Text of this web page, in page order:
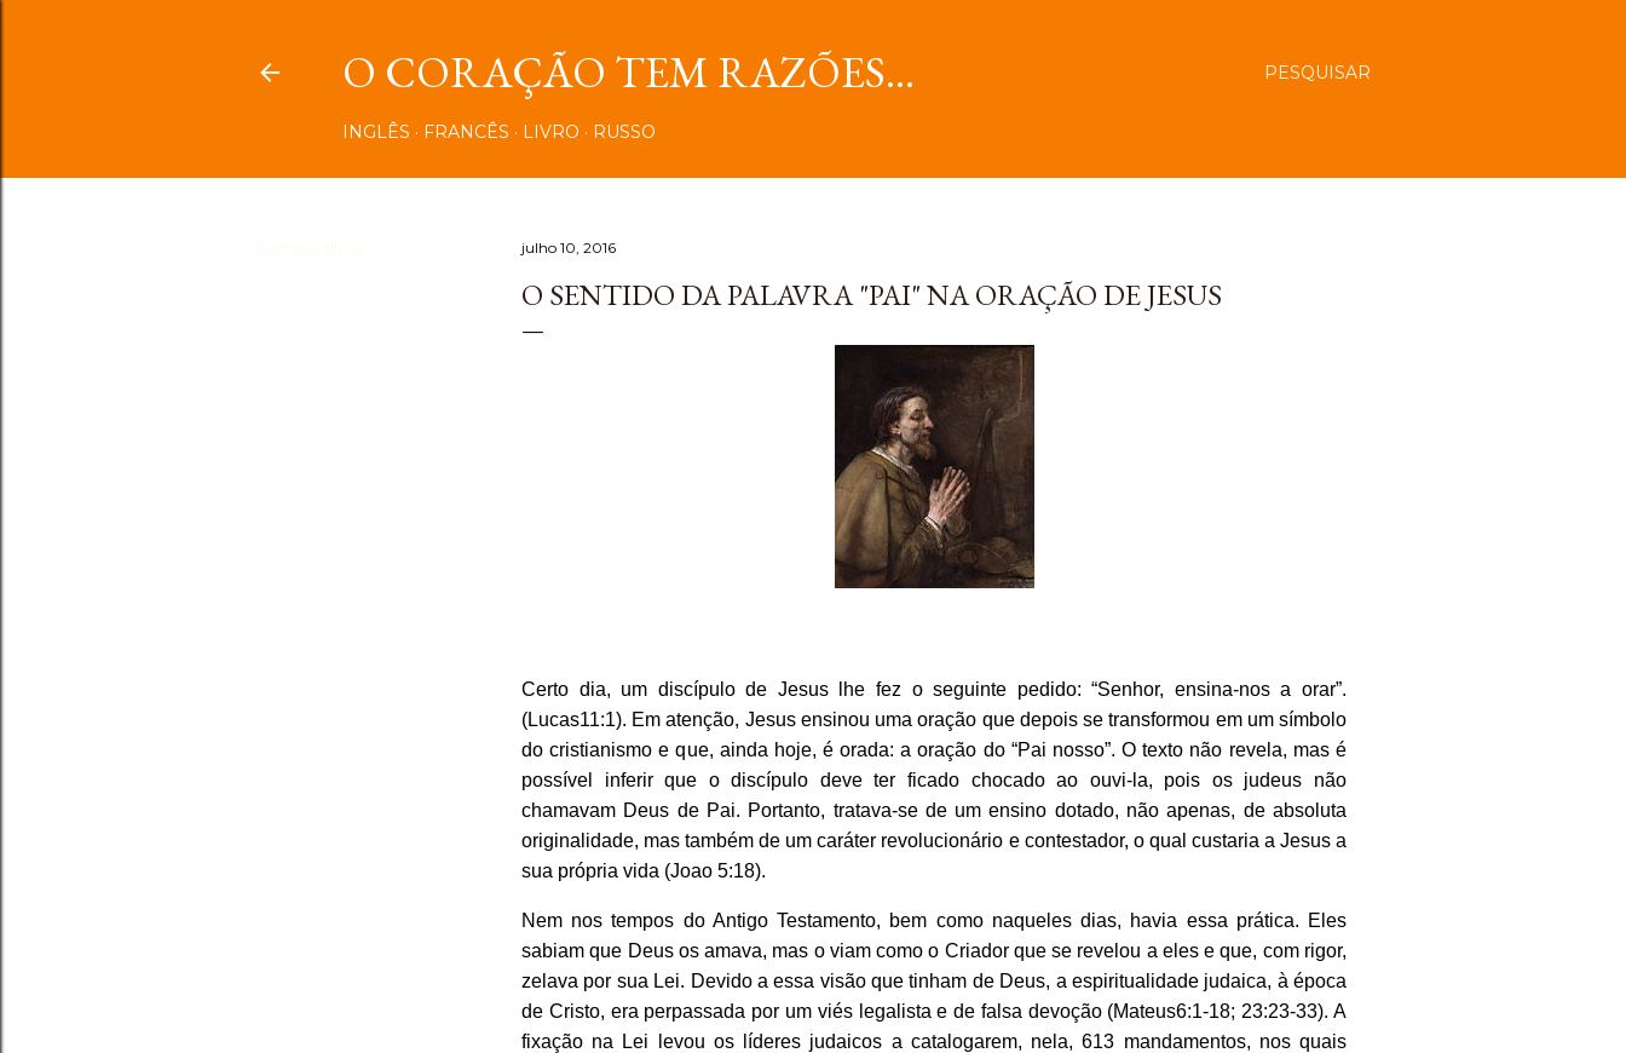
PESQUISAR
O CORAÇÃO TEM RAZÕES...
INGLÊS FRANCÊS LIVRO RUSSO
julho 10, 2016
O SENTIDO DA PALAVRA "PAI" NA ORAÇÃO DE JESUS
Certo dia, um discípulo de Jesus lhe fez o seguinte pedido: “Senhor, ensina-nos a orar”.
(Lucas11:1). Em atenção, Jesus ensinou uma oração que depois se transformou em um símbolo
do cristianismo e que, ainda hoje, é orada: a oração do “Pai nosso”. O texto não revela, mas é
possível inferir que o discípulo deve ter ficado chocado ao ouvi-la, pois os judeus não
chamavam Deus de Pai. Portanto, tratava-se de um ensino dotado, não apenas, de absoluta
originalidade, mas também de um caráter revolucionário e contestador, o qual custaria a Jesus a
sua própria vida (Joao 5:18).
Nem nos tempos do Antigo Testamento, bem como naqueles dias, havia essa prática. Eles
sabiam que Deus os amava, mas o viam como o Criador que se revelou a eles e que, com rigor,
zelava por sua Lei. Devido a essa visão que tinham de Deus, a espiritualidade judaica, à época
de Cristo, era perpassada por um viés legalista e de falsa devoção (Mateus6:1-18; 23:23-33). A
fixação na Lei levou os líderes judaicos a catalogarem, nela, 613 mandamentos, nos quais